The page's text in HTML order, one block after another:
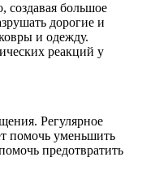
создавая большое
дорогие и
и одежду.
реакций у
Регулярное
помочь уменьшить
предотвратить